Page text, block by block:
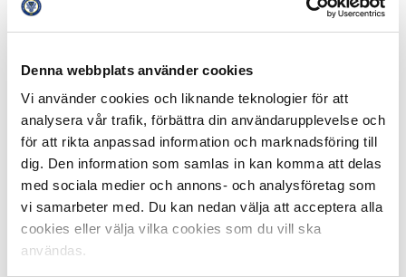
Denna webbplats använder cookies
Vi använder cookies och liknande teknologier för att
analysera vår trafik, förbättra din användarupplevelse och
för att rikta anpassad information och marknadsföring till
dig. Den information som samlas in kan komma att delas
med sociala medier och annons- och analysföretag som
vi samarbeter med. Du kan nedan välja att acceptera alla
cookies eller välja vilka cookies som du vill ska
användas.
chansen att nå en internationell karriär är relativt små.
Att 80 % av dessa högkaratiga spelare som flyttar
för hög siffra.
2. Slå igenom i Allsvenskan först innan Du flyttar
utomlands. Av de 20 % som lyckats få en bra karriär så
har flera räddat sin karriär genom att återvändatill
Sverige och Allsvenskan och därmed fått en lyft som
spelare.
Så att ha tålamod och fullfölja utbildningen i Svensk